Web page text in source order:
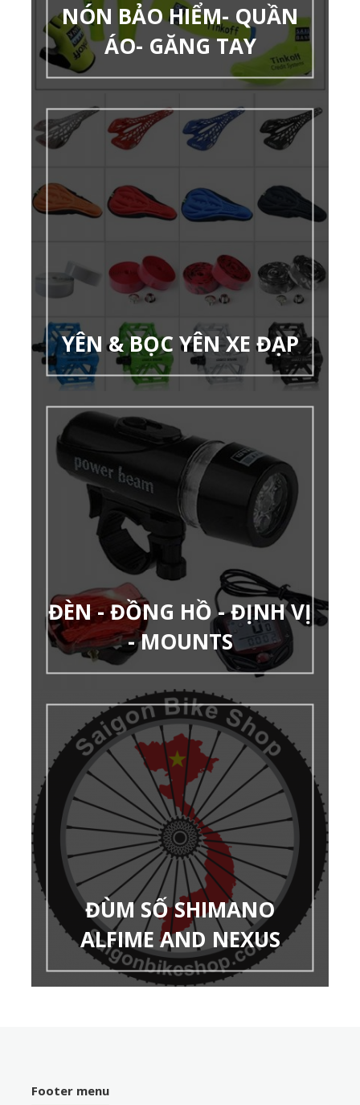
NÓN BẢO HIỂM- QUẦN
ÁO- GĂNG TAY
YÊN & BỌC YÊN XE ĐẠP
ĐÈN - ĐỒNG HỒ - ĐỊNH VỊ
- MOUNTS
ĐÙM SỐ SHIMANO
ALFIME AND NEXUS
Footer menu